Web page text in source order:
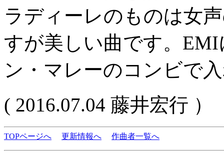
ラディーレのものは女
すが美しい曲です。
ン・マレーのコンビで
( 2016.07.04 藤井宏行 ）
TOPページへ 更新情報へ 作曲者一覧へ